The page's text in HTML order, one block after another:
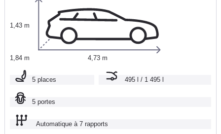
1,43 m
1,84 m 4,73 m
5 places 495 l / 1 495 l
5 portes
Automatique à 7 rapports